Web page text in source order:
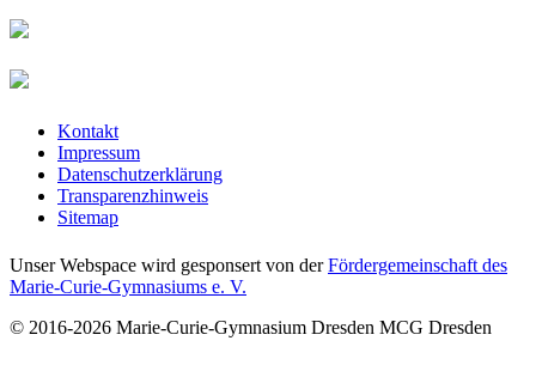
Kontakt
Impressum
Datenschutzerklärung
Transparenzhinweis
Sitemap
Unser Webspace wird gesponsert von derFördergemeinschaft des
Marie-Curie-Gymnasiums e. V.
© 2016-2026 Marie-Curie-Gymnasium Dresden MCG Dresden